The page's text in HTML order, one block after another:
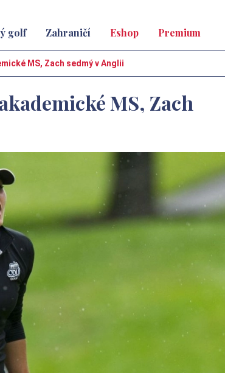
golf Zahraničí Eshop Premium
MS, Zach sedmý v Anglii
MS, Zach